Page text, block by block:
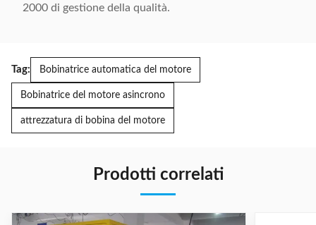
2000 di gestione della qualità.
Tag: Bobinatrice automatica del motore
Bobinatrice del motore asincrono
attrezzatura di bobina del motore
Prodotti correlati